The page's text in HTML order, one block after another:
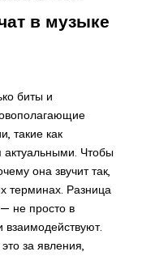
в музыке
биты и
такие как
Чтобы
она звучит так,
терминах. Разница
не просто в
взаимодействуют.
за явления,